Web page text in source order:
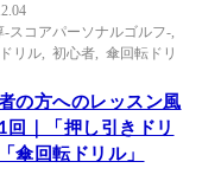
-スコアパーソナルゴルフ-
リル
初心者
傘回転ドリ
者の方へのレッスン風
回｜「押し引きドリ
傘回転ドリル」